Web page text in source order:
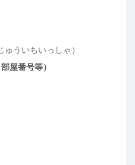
ういちいっしゃ）
屋番号等）